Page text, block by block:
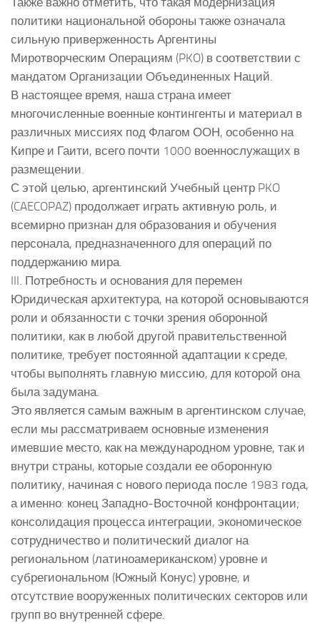
политики национальной обороны также означала
сильную приверженность Аргентины
Миротворческим Операциям (PKO) в соответствии с
мандатом Организации Объединенных Наций.
В настоящее время, наша страна имеет
многочисленные военные контингенты и материал в
различных миссиях под Флагом ООН, особенно на
Кипре и Гаити, всего почти 1000 военнослужащих в
размещении.
С этой целью, аргентинский Учебный центр PKO
(CAECOPAZ) продолжает играть активную роль, и
всемирно признан для образования и обучения
персонала, предназначенного для операций по
поддержанию мира.
III. Потребность и основания для перемен
Юридическая архитектура, на которой основываются
роли и обязанности с точки зрения оборонной
политики, как в любой другой правительственной
политике, требует постоянной адаптации к среде,
чтобы выполнять главную миссию, для которой она
была задумана.
Это является самым важным в аргентинском случае,
если мы рассматриваем основные изменения
имевшие место, как на международном уровне, так и
внутри страны, которые создали ее оборонную
политику, начиная с нового периода после 1983 года,
а именно: конец Западно-Восточной конфронтации;
консолидация процесса интеграции, экономическое
сотрудничество и политический диалог на
региональном (латиноамериканском) уровне и
субрегиональном (Южный Конус) уровне, и
отсутствие вооруженных политических секторов или
групп во внутренней сфере.